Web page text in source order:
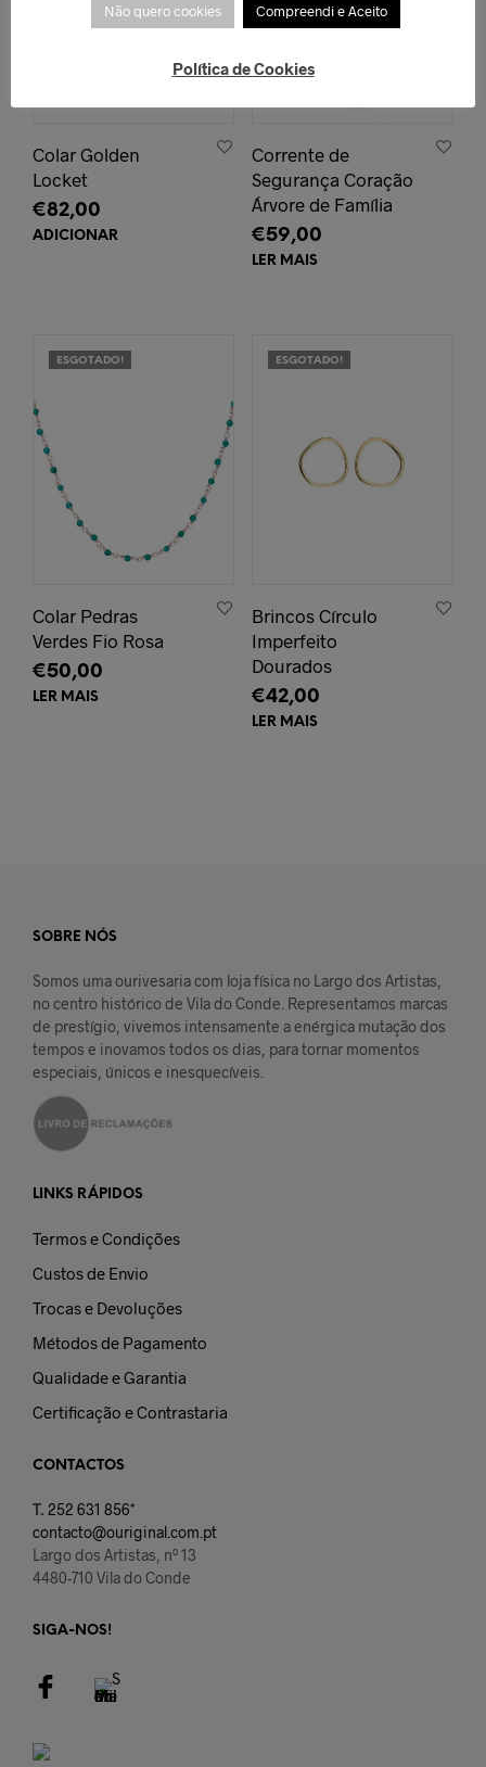
Colar Golden
Locket
€82,00
ADICIONAR
Corrente de
Segurança Coração
Árvore de Família
€59,00
LER MAIS
ESGOTADO!
Colar Pedras
Verdes Fio Rosa
€50,00
LER MAIS
ESGOTADO!
Brincos Círculo
Imperfeito
Dourados
€42,00
LER MAIS
SOBRE NÓS
Somos uma ourivesaria com loja física no Largo dos Artistas,
no centro histórico de Vila do Conde. Representamos marcas
de prestígio, vivemos intensamente a enérgica mutação dos
tempos e inovamos todos os dias, para tornar momentos
especiais, únicos e inesquecíveis.
LINKS RÁPIDOS
Termos e Condições
Custos de Envio
Trocas e Devoluções
Métodos de Pagamento
Qualidade e Garantia
Certificação e Contrastaria
CONTACTOS
T. 252 631 856*
contacto@ouriginal.com.pt
Largo dos Artistas, nº 13
4480-710 Vila do Conde
SIGA-NOS!
Não quero cookies Compreendi e Aceito
Política de Cookies